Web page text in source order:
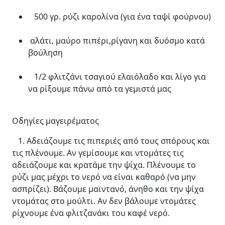
500 γρ. ρύζι καρολίνα (για ένα ταψί φούρνου)
αλάτι, μαύρο πιπέρι,ρίγανη και δυόσμο κατά
βούληση
1/2 φλιτζάνι τσαγιού ελαιόλαδο και λίγο για
να ρίξουμε πάνω από τα γεμιστά μας
Οδηγίες μαγειρέματος
1. Αδειάζουμε τις πιπεριές από τους σπόρους και
τις πλένουμε. Αν γεμίσουμε και ντομάτες τις
αδειάζουμε και κρατάμε την ψίχα. Πλένουμε το
ρύζι μας μέχρι το νερό να είναι καθαρό (να μην
ασπρίζει). Βάζουμε μαϊντανό, άνηθο και την ψίχα
ντομάτας στο μούλτι. Αν δεν βάλουμε ντομάτες
ρίχνουμε ένα φλιτζανάκι του καφέ νερό.